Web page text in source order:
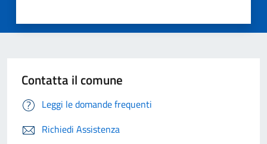
Contatta il comune
Leggi le domande frequenti
Richiedi Assistenza